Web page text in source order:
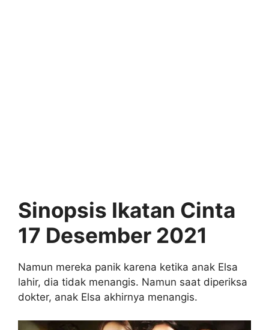
Sinopsis Ikatan Cinta
17 Desember 2021
Namun mereka panik karena ketika anak Elsa
lahir, dia tidak menangis. Namun saat diperiksa
dokter, anak Elsa akhirnya menangis.